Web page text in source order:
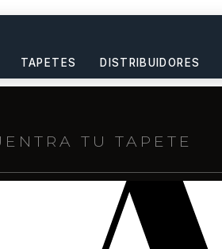
TAPETES DISTRIBUIDORES